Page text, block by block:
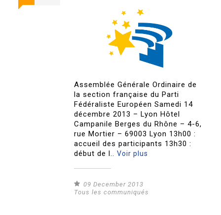
Assemblée Générale Ordinaire de
la section française du Parti
Fédéraliste Européen Samedi 14
décembre 2013 – Lyon Hôtel
Campanile Berges du Rhône – 4-6,
rue Mortier – 69003 Lyon 13h00 :
accueil des participants 13h30 :
début de l..Voir plus
09 December 2013
Tous les communiqués